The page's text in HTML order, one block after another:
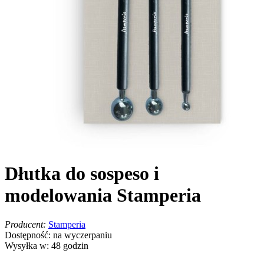
Dłutka do sospeso i
modelowania Stamperia
Producent: Stamperia
Dostępność: na wyczerpaniu
Wysyłka w: 48 godzin